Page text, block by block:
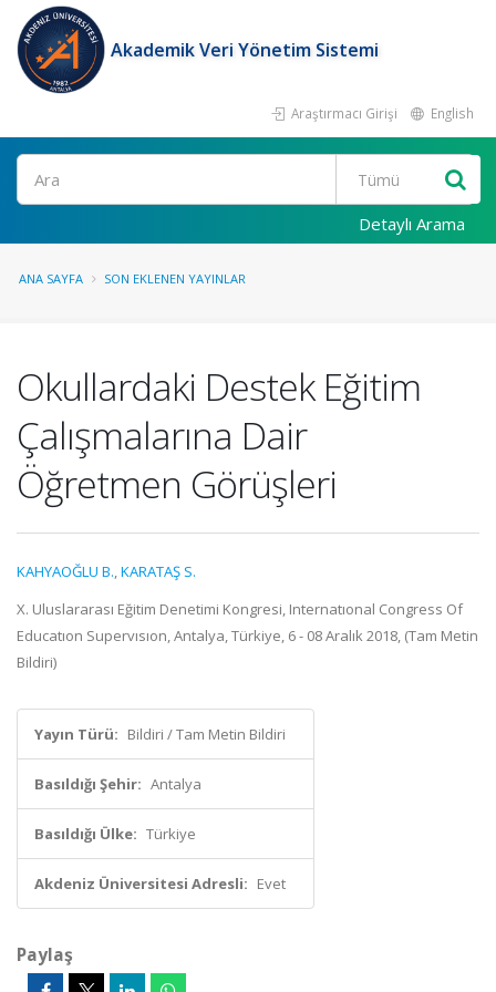
Akademik Veri Yönetim Sistemi
Araştırmacı Girişi English
Ara
Detaylı Arama
ANA SAYFA SON EKLENEN YAYINLAR
Okullardaki Destek Eğitim
Çalışmalarına Dair
Öğretmen Görüşleri
KAHYAOĞLU B.,KARATAŞ S.
X. Uluslararası Eğitim Denetimi Kongresi, Internatıonal Congress Of
Educatıon Supervısıon, Antalya, Türkiye, 6 - 08 Aralık 2018, (Tam Metin
Bildiri)
Yayın Türü: Bildiri / Tam Metin Bildiri
Basıldığı Şehir: Antalya
Basıldığı Ülke: Türkiye
Akdeniz Üniversitesi Adresli: Evet
Paylaş